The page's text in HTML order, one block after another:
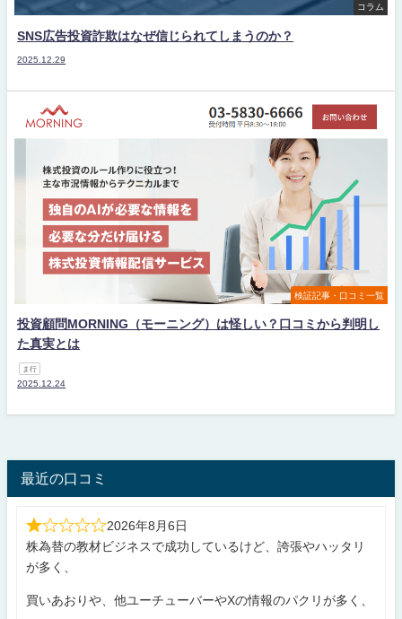
コラム
SNS広告投資詐欺はなぜ信じられてしまうのか？
2025.12.29
検証記事・口コミ一覧
投資顧問MORNING（モーニング）は怪しい？口コミから判明し
た真実とは
ま行
2025.12.24
最近の口コミ
2026年8月6日
株為替の教材ビジネスで成功しているけど、誇張やハッタリ
が多く、
買いあおりや、他ユーチューバーやXの情報のパクリが多く、